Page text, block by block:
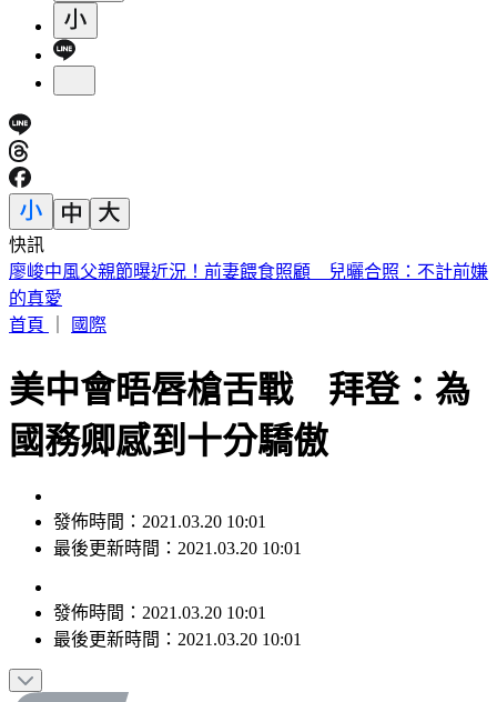
快訊
台股力守半年線！法人估「持續震盪」 點名8月布局這族群
首頁｜
美中會晤唇槍舌戰 拜登：為
國務卿感到十分驕傲
最後更新時間：2021.03.20 10:01
最後更新時間： 2021.03.20 10:01